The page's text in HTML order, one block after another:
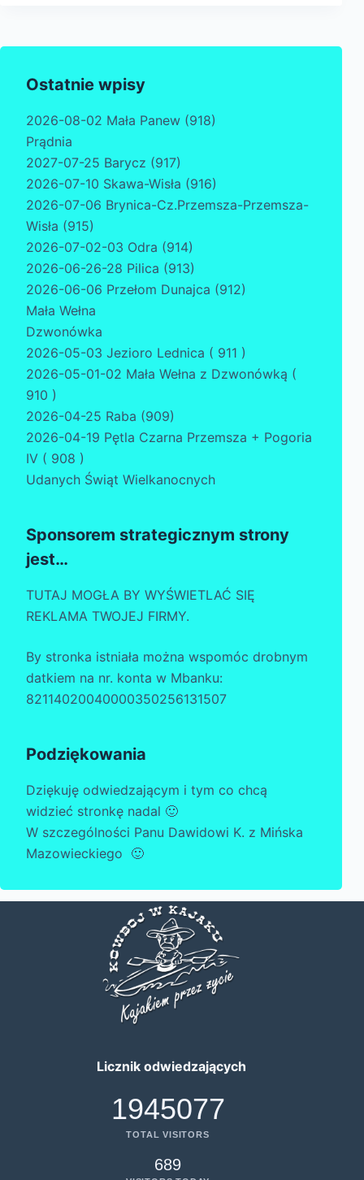
Ostatnie wpisy
2026-08-02 Mała Panew (918)
Prądnia
2027-07-25 Barycz (917)
2026-07-10 Skawa-Wisła (916)
2026-07-06 Brynica-Cz.Przemsza-Przemsza-
Wisła (915)
2026-07-02-03 Odra (914)
2026-06-26-28 Pilica (913)
2026-06-06 Przełom Dunajca (912)
Mała Wełna
Dzwonówka
2026-05-03 Jezioro Lednica ( 911 )
2026-05-01-02 Mała Wełna z Dzwonówką (
910 )
2026-04-25 Raba (909)
2026-04-19 Pętla Czarna Przemsza + Pogoria
IV ( 908 )
Udanych Świąt Wielkanocnych
Sponsorem strategicznym strony
jest…
TUTAJ MOGŁA BY WYŚWIETLAĆ SIĘ
REKLAMA TWOJEJ FIRMY.
By stronka istniała można wspomóc drobnym
datkiem na nr. konta w Mbanku:
82114020040000350256131507
Podziękowania
Dziękuję odwiedzającym i tym co chcą
widzieć stronkę nadal 🙂
W szczególności Panu Dawidowi K. z Mińska
Mazowieckiego 🙂
Licznik odwiedzających
1945077
TOTAL VISITORS
689